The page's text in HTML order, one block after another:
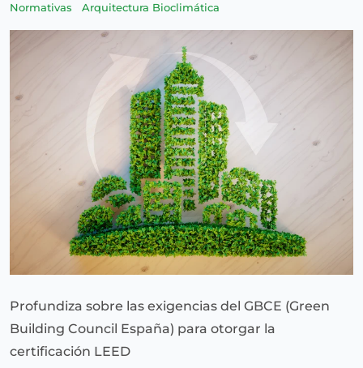
Normativas Arquitectura Bioclimática
Profundiza sobre las exigencias del GBCE (Green
Building Council España) para otorgar la
certificación LEED